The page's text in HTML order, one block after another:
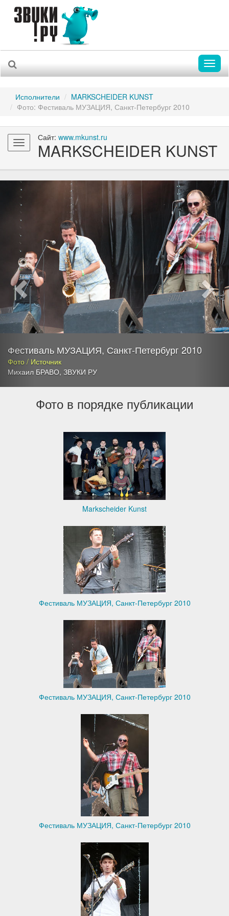
Исполнители
MARKSCHEIDER KUNST
Фото: Фестиваль МУЗАЦИЯ, Санкт-Петербург 2010
Toggle
navigation
Сайт: www.mkunst.ru
MARKSCHEIDER KUNST
Фестиваль МУЗАЦИЯ, Санкт-Петербург 2010
Фото / Источник
Михаил БРАВО, ЗВУКИ РУ
Previous
Фото в порядке публикации
Markscheider Kunst
Фестиваль МУЗАЦИЯ, Санкт-Петербург 2010
Фестиваль МУЗАЦИЯ, Санкт-Петербург 2010
Фестиваль МУЗАЦИЯ, Санкт-Петербург 2010